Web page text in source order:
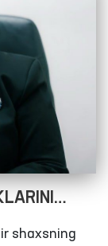
shaxsning